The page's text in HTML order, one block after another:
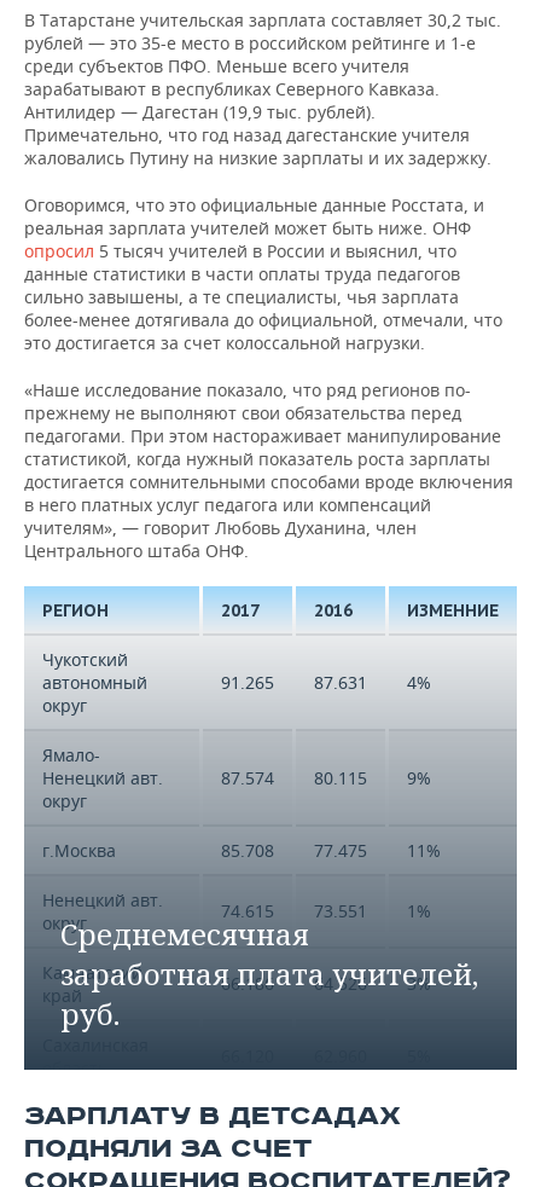
В Татарстане учительская зарплата составляет 30,2 тыс.
рублей — это 35-е место в российском рейтинге и 1-е
среди субъектов ПФО. Меньше всего учителя
зарабатывают в республиках Северного Кавказа.
Антилидер — Дагестан (19,9 тыс. рублей).
Примечательно, что год назад дагестанские учителя
жаловались Путину на низкие зарплаты и их задержку.
Оговоримся, что это официальные данные Росстата, и
реальная зарплата учителей может быть ниже. ОНФ
опросил 5 тысяч учителей в России и выяснил, что
данные статистики в части оплаты труда педагогов
сильно завышены, а те специалисты, чья зарплата
более-менее дотягивала до официальной, отмечали, что
это достигается за счет колоссальной нагрузки.
«Наше исследование показало, что ряд регионов по-
прежнему не выполняют свои обязательства перед
педагогами. При этом настораживает манипулирование
статистикой, когда нужный показатель роста зарплаты
достигается сомнительными способами вроде включения
в него платных услуг педагога или компенсаций
учителям», — говорит Любовь Духанина, член
Центрального штаба ОНФ.
Среднемесячная
заработная плата учителей,
руб.
РЕГИОН 2017 2016 ИЗМЕННИЕ
Чукотский
автономный
округ
91.265 87.631 4%
Ямало-
Ненецкий авт.
округ
87.574 80.115 9%
г.Москва 85.708 77.475 11%
Ненецкий авт.
округ
74.615 73.551 1%
Камчатский
край
66.186 64.526 3%
область
Магаданская
область
65.018 65.519
ЗАРПЛАТУ В ДЕТСАДАХ
ПОДНЯЛИ ЗА СЧЕТ